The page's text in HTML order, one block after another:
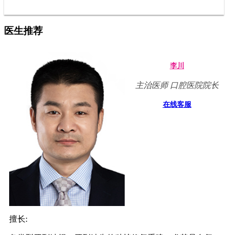
医生推荐
李川
主治医师 口腔医院院长
在线客服
擅长: